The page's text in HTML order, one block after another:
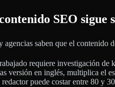
SEO sigue
agencias saben que el contenido
requiere investigación
versión en inglés, multiplica el
redactor puede costar entre 80 y